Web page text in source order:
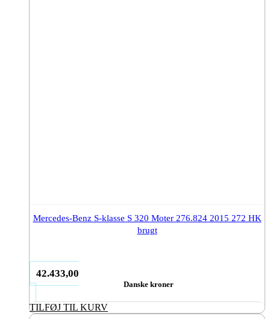
Mercedes-Benz S-klasse S 320 Moter 276.824 2015 272 HK
brugt
42.433,00
Danske kroner
TILFØJ TIL KURV